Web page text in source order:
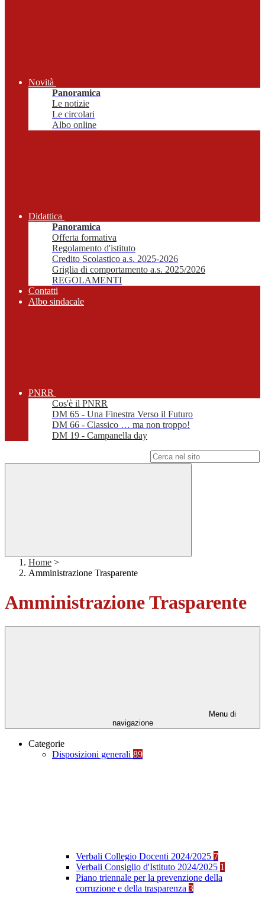
Novità
Panoramica
Le notizie
Le circolari
Albo online
Didattica
Panoramica
Offerta formativa
Regolamento d'istituto
Credito Scolastico a.s. 2025-2026
Griglia di comportamento a.s. 2025/2026
REGOLAMENTI
Contatti
Albo sindacale
PNRR
Cos'è il PNRR
DM 65 - Una Finestra Verso il Futuro
DM 66 - Classico … ma non troppo!
DM 19 - Campanella day
Home >
Amministrazione Trasparente
Amministrazione Trasparente
Menu di
navigazione
Categorie
Disposizioni generali 89
Verbali Collegio Docenti 2024/2025 7
Verbali Consiglio d'Istituto 2024/2025 1
Piano triennale per la prevenzione della
corruzione e della trasparenza 3